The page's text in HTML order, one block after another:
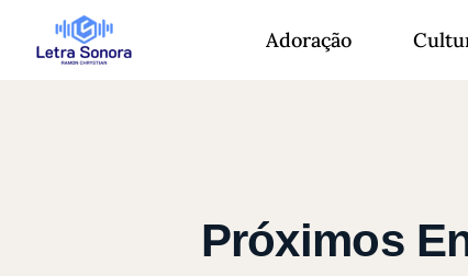
Adoração
Próximos